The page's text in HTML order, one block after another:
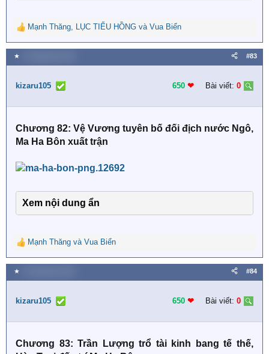
R
e
a
c
i
n
:
Mạnh Thăng LỤC TIỂU HỒNG và Vua Biển
★ #83
kizaru105 650 ❤︎ Bài viết: 0
Chương 82: Vệ Vương tuyên bố đối địch nước Ngô,
Ma Ha Bôn xuất trận
Xem nội dung ẩn
R
e
a
c
i
n
:
Mạnh Thăng và Vua Biển
★ #84
kizaru105 650 ❤︎ Bài viết: 0
Chương 83: Trần Lượng trổ tài kinh bang tế thế,